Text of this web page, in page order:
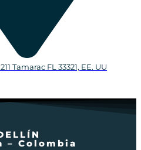
Tamarac FL 33321, EE. UU
– Colombia